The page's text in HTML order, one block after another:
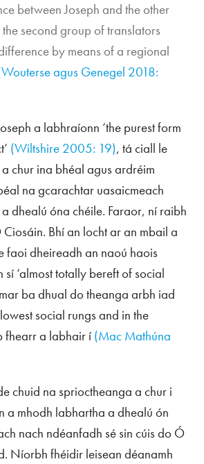
between Joseph and the other
second group of translators
by means of a regional
agus Genegel 2018:
a labhraíonn ‘the purest form
(Wiltshire 2005: 19), tá ciall le
chur ina bhéal agus ardréim
na gcarachtar uasaicmeach
dhealú óna chéile. Faraor, ní raibh
Bhí an locht ar an mbail a
faoi dheireadh an naoú haois
‘almost totally bereft of social
ba dhual do theanga arbh iad
social rungs and in the
fhearr a labhair í (Mac Mathúna
chuid na sprioctheanga a chur i
a mhodh labhartha a dhealú ón
nach ndéanfadh sé sin cúis do Ó
Níorbh fhéidir leisean déanamh